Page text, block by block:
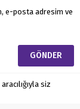
e-posta adresim ve
siz